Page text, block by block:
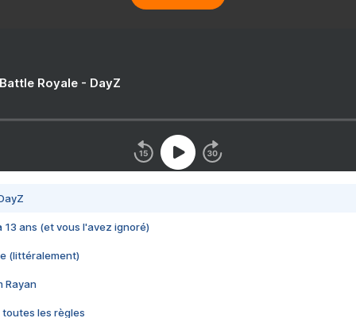
Royale - DayZ
13 ans (et vous l'avez ignoré)
(littéralement)
Rayan
toutes les règles